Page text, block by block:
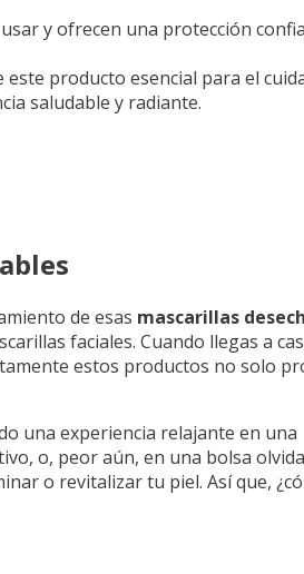
y ofrecen una protección
este producto esencial para el
saludable y radiante.
de esas mascarillas
faciales. Cuando llegas a
estos productos no solo
una experiencia relajante en una
o, peor aún, en una bolsa
o revitalizar tu piel. Así que,